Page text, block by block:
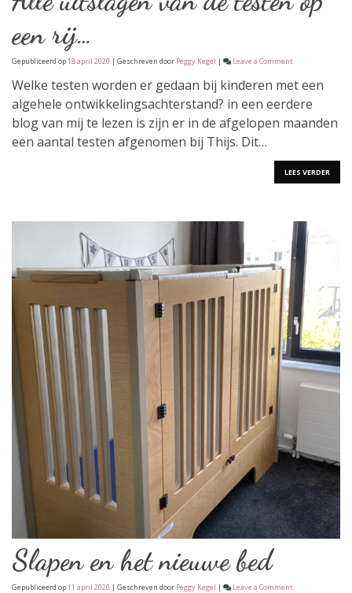
een rij…
Gepubliceerd op18 april 2020 | Geschreven door Peggy Kegel | Leave a Commenton
uitslagen
van
de
testen
op
Welke testen worden er gedaan bij kinderen met een
algehele ontwikkelingsachterstand? in een eerdere
blog van mij te lezen is zijn er in de afgelopen maanden
een aantal testen afgenomen bij Thijs. Dit…
LEES VERDER
Slapen en het nieuwe bed
Gepubliceerd op11 april 2020 | Geschreven door Peggy Kegel | Leave a Commenton